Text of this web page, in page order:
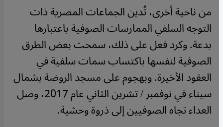
من ناحية أخرى، تُدين الجماعات المصرية ذات
التوجه السلفي الممارسات الصوفية باعتبارها
بدعة. وكرد فعل على ذلك، سمحت بعض الطرق
الصوفية لنفسها باكتساب سمات سلفية في
العقود الأخيرة. وبهجوم على مسجد الروضة بشمال
سيناء في نوفمبر / تشرين الثاني عام 2017، وصل
العداء تجاه الصوفيين إلى ذروة وحشية.